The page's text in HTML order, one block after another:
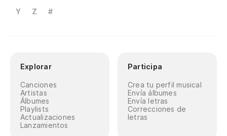
Y
Z #
Explorar
Canciones
Artistas
Álbumes
Playlists
Actualizaciones
Lanzamientos
Participa
Crea tu perfil musical
Envía álbumes
Envía letras
Correcciones de
letras